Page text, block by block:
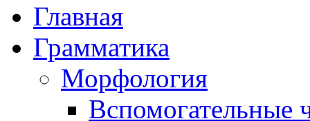
Главная
Грамматика
Морфология
Вспомогательные